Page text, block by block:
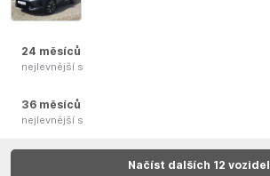
Auto se nepodařilo přidat do oblíbených
24 měsíců
nejlevnější s
36 měsíců
nejlevnější s
Načíst dalších 12 vozidel